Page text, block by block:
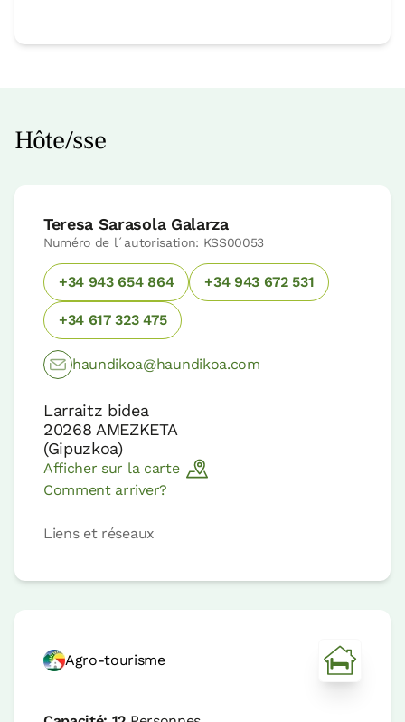
Hôte/sse
Teresa Sarasola Galarza
Numéro de l´autorisation: KSS00053
+34 943 654 864 +34 943 672 531
+34 617 323 475
haundikoa@haundikoa.com
Larraitz bidea
20268 AMEZKETA
(Gipuzkoa)
Afficher sur la carte
Comment arriver?
Liens et réseaux
Agro-tourisme